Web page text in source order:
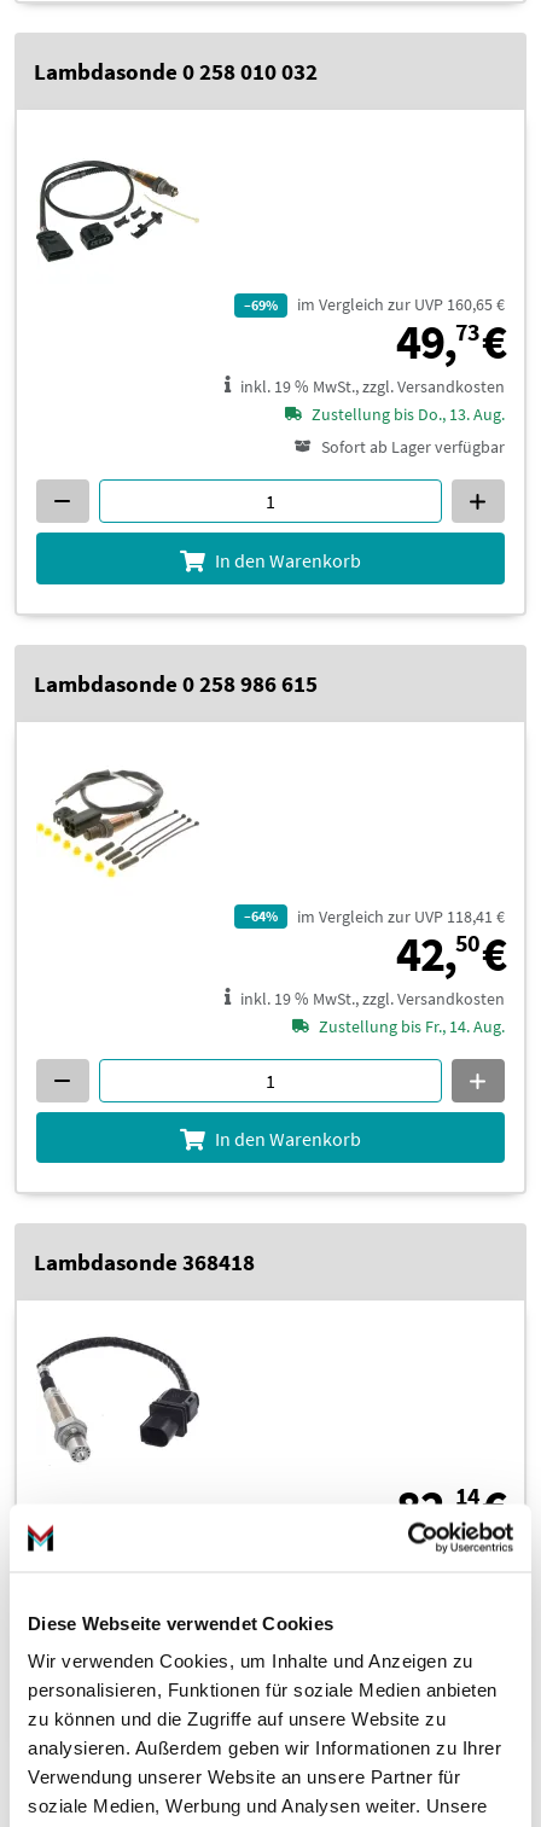
Diese Webseite verwendet Cookies
Wir verwenden Cookies, um Inhalte und Anzeigen zu
personalisieren, Funktionen für soziale Medien anbieten
zu können und die Zugriffe auf unsere Website zu
analysieren. Außerdem geben wir Informationen zu Ihrer
Verwendung unserer Website an unsere Partner für
soziale Medien, Werbung und Analysen weiter. Unsere
Lambdasonde 0 258 010 032
–69% im Vergleich zur UVP 160,65 €
49,73€
inkl. 19 % MwSt., zzgl. Versandkosten
Zustellung bis Do., 13. Aug.
Sofort ab Lager verfügbar
In den Warenkorb
Lambdasonde 0 258 986 615
–64% im Vergleich zur UVP 118,41 €
42,50€
inkl. 19 % MwSt., zzgl. Versandkosten
Zustellung bis Fr., 14. Aug.
In den Warenkorb
Lambdasonde 368418
82,14€
inkl. 19 % MwSt., zzgl. Versandkosten
In den Warenkorb
Lambdasonde 0 258 027 215